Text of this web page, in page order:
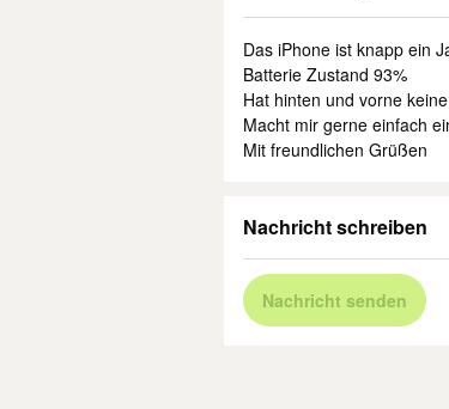
Das iPhone ist knapp ein
Batterie Zustand 93%
Hat hinten und vorne
Macht mir gerne einfach
Mit freundlichen Grüßen
Nachricht schreiben
Nachricht senden